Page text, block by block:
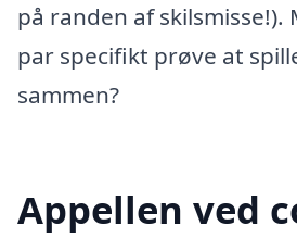
på randen af
par specifikt prøve at
sammen?
Appellen ved